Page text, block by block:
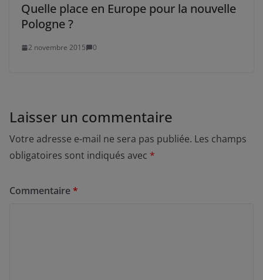
Quelle place en Europe pour la nouvelle
Pologne ?
2 novembre 2015 0
Laisser un commentaire
Votre adresse e-mail ne sera pas publiée. Les champs
obligatoires sont indiqués avec *
Commentaire*